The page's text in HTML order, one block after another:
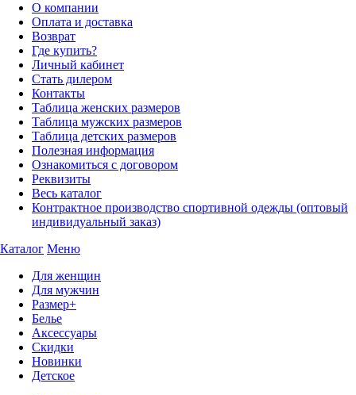
О компании
Оплата и доставка
Возврат
Где купить?
Личный кабинет
Стать дилером
Контакты
Таблица женских размеров
Таблица мужских размеров
Таблица детских размеров
Полезная информация
Ознакомиться с договором
Реквизиты
Весь каталог
Контрактное производство спортивной одежды (оптовый
индивидуальный заказ)
Каталог Меню
Для женщин
Для мужчин
Размер+
Белье
Аксессуары
Скидки
Новинки
Детское